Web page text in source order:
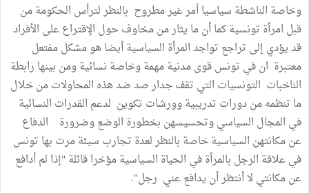
وخاصة الناشطة سياسيا أمر غير مطروح بالنظر لترأس الحكومة من
قبل امرأة تونسية كما أن ما يثار من مخاوف حول الإقتراع على الأفراد
قد يؤدي إلى تراجع تواجد المرأة السياسية أيضا هو مشكل مفتعل
معتبرة ان في تونس قوى مدنية مهمة وخاصة نسائية ومن بينها رابطة
الناخبات التونسيات التي تقف جدار صد ضد هذه المحاولات من خلال
ما تنظمه من دورات تدريبية وورشات تكوين لدعم القدرات النسائية
في المجال السياسي وتحسيسهن بخطورة الوضع وضرورة الدفاع
عن مكانتهن السياسية خاصة بالنظر لعدة تجارب سيئة مرت بها تونس
في علاقة الرجل بالمرأة في الحياة السياسية مؤخرا قائلة "إذا لم أدافع
عن مكانتي لا أنتظر أن يدافع عني رجل".